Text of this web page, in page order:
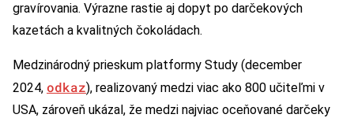
gravírovania. Výrazne rastie aj dopyt po darčekových
kazetách a kvalitných čokoládach.
Medzinárodný prieskum platformy Study (december
2024, odkaz), realizovaný medzi viac ako 800 učiteľmi v
USA, zároveň ukázal, že medzi najviac oceňované darčeky